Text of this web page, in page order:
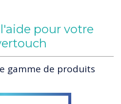
pour votre
gamme de produits